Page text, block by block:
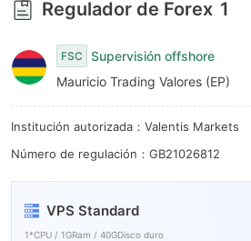
4
5
6
7
8
9
Regulador de Forex 1
FSC
Supervisión offshore
Mauricio Trading Valores (EP)
Institución autorizada：Valentis Markets
Número de regulación：GB21026812
VPS Standard
1*CPU / 1GRam / 40GDisco duro